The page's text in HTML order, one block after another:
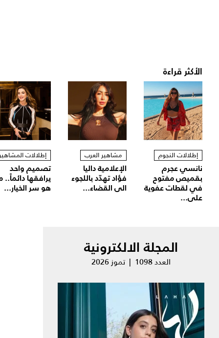
الأكثر قراءة
إطلالات النجوم
نانسي عجرم
بقميص مفتوح
في لقطات عفوية
على...
مشاهير العرب
الإعلامية داليا
فؤاد تهدّد باللجوء
الى القضاء...
إطلالات
تصميم واحد
يرافقها دائماً..
هو سر الخيار...
المجلة الالكترونية
العدد 1098 | تموز 2026